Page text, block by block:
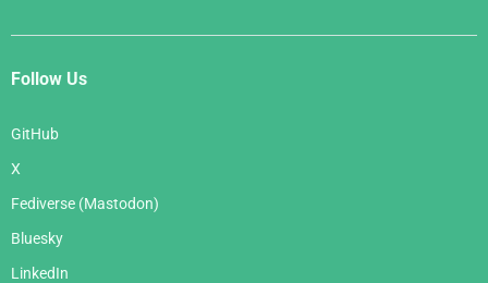
Follow Us
GitHub
X
Fediverse (Mastodon)
Bluesky
LinkedIn